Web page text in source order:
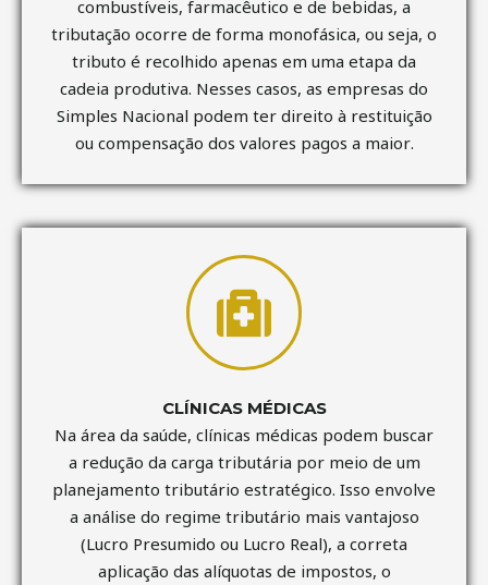
combustíveis, farmacêutico e de bebidas, a
tributação ocorre de forma monofásica, ou seja, o
tributo é recolhido apenas em uma etapa da
cadeia produtiva. Nesses casos, as empresas do
Simples Nacional podem ter direito à restituição
ou compensação dos valores pagos a maior.
CLÍNICAS MÉDICAS
Na área da saúde, clínicas médicas podem buscar
a redução da carga tributária por meio de um
planejamento tributário estratégico. Isso envolve
a análise do regime tributário mais vantajoso
(Lucro Presumido ou Lucro Real), a correta
aplicação das alíquotas de impostos, o